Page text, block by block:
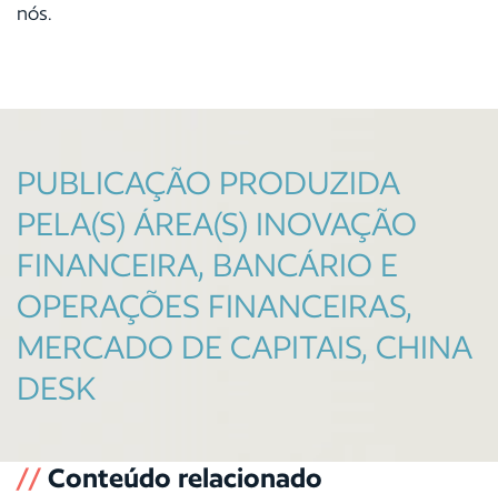
nós.
PUBLICAÇÃO PRODUZIDA
PELA(S) ÁREA(S) INOVAÇÃO
FINANCEIRA, BANCÁRIO E
OPERAÇÕES FINANCEIRAS,
MERCADO DE CAPITAIS, CHINA
DESK
// Conteúdo relacionado